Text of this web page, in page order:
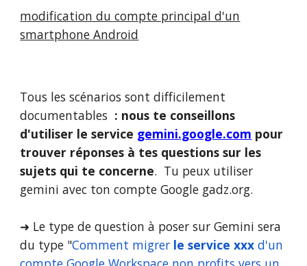
modification du compte principal d'un
smartphone Android
Tous les scénarios sont difficilement
documentables : nous te conseillons
d'utiliser le service gemini.google.com pour
trouver réponses à tes questions sur les
sujets qui te concerne. Tu peux utiliser
gemini avec ton compte Google gadz.org.
➜ Le type de question à poser sur Gemini sera
du type "Comment migrer le service xxx d'un